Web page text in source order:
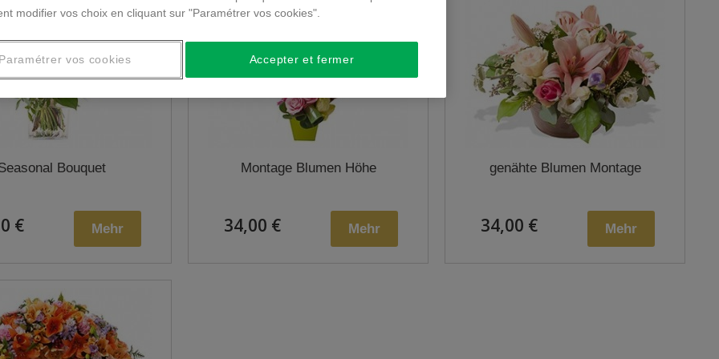
Bouquet
€ Mehr
Montage Blumen Höhe
34,00 € Mehr
genähte Blumen Montage
34,00 € Mehr
modifier vos choix en cliquant sur "Paramétrer vos cookies".
Accepter et fermer
vos cookies